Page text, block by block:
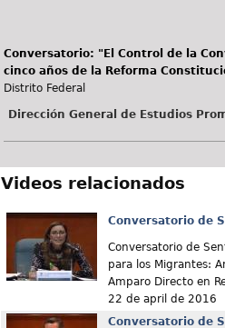
Conversatorio: "El Control de la
cinco años de la Reforma
Distrito Federal
Dirección General de Estudios
Videos relacionados
Conversatorio de
Conversatorio de
para los Migrantes:
Amparo Directo en
22 de april de 2016
Conversatorio de